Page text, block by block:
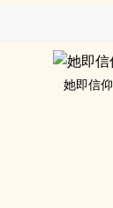
她即信仰